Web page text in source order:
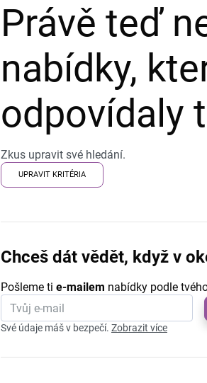
Právě teď
nabídky,
odpovídaly
Zkus upravit své hledání.
UPRAVIT KRITÉRIA
Chceš dát vědět, když v
Pošleme ti e-mailem nabídky podle
Své údaje máš v bezpečí. Zobrazit více